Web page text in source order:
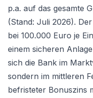
p.a. auf das gesamte
(Stand: Juli 2026). Der
bei 100.000 Euro je
einem sicheren
sich die Bank im
sondern im mittleren
befristeter Bonuszins